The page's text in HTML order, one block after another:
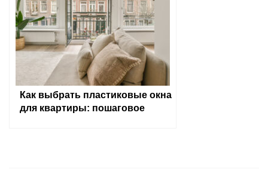
Как выбрать пластиковые окна
для квартиры: пошаговое